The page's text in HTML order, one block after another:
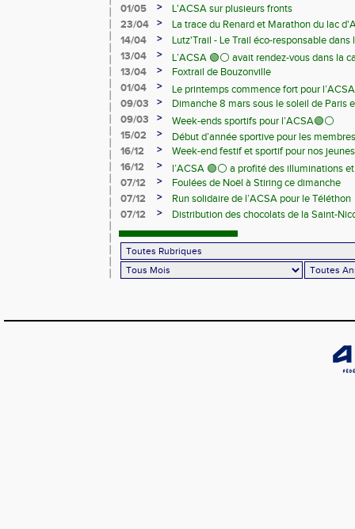
01/05
>
L'ACSA sur plusieurs fronts
23/04
>
La trace du Renard et Marathon du lac
14/04
>
Lutz'Trail - Le Trail éco-responsable dans
13/04
>
L’ACSA 🟢⚪️ avait rendez-vous dans la
13/04
>
Foxtrail de Bouzonville
01/04
>
Le printemps commence fort pour
09/03
>
Dimanche 8 mars sous le soleil de Paris
09/03
>
Week-ends sportifs pour l’ACSA🟢⚪️
15/02
>
Début d’année sportive pour les
16/12
>
Week-end festif et sportif pour nos
16/12
>
l’ACSA 🟢⚪️ a profité des illuminations
07/12
>
Foulées de Noël à Stiring ce dimanche
07/12
>
Run solidaire de l’ACSA pour le Téléthon
07/12
> Distribution des chocolats de la Saint-